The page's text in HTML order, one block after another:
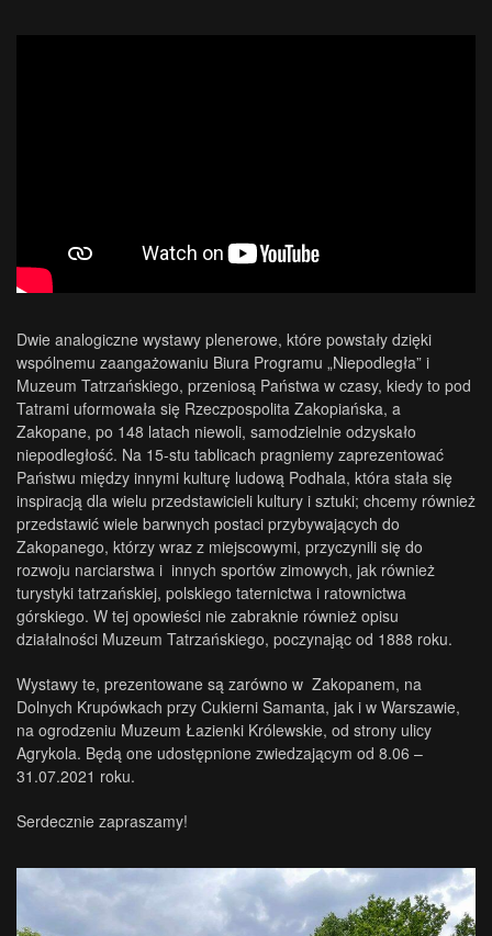
Dwie analogiczne wystawy plenerowe, które powstały dzięki
wspólnemu zaangażowaniu Biura Programu „Niepodległa” i
Muzeum Tatrzańskiego, przeniosą Państwa w czasy, kiedy to pod
Tatrami uformowała się Rzeczpospolita Zakopiańska, a
Zakopane, po 148 latach niewoli, samodzielnie odzyskało
niepodległość. Na 15-stu tablicach pragniemy zaprezentować
Państwu między innymi kulturę ludową Podhala, która stała się
inspiracją dla wielu przedstawicieli kultury i sztuki; chcemy również
przedstawić wiele barwnych postaci przybywających do
Zakopanego, którzy wraz z miejscowymi, przyczynili się do
rozwoju narciarstwa i innych sportów zimowych, jak również
turystyki tatrzańskiej, polskiego taternictwa i ratownictwa
górskiego. W tej opowieści nie zabraknie również opisu
działalności Muzeum Tatrzańskiego, poczynając od 1888 roku.
Wystawy te, prezentowane są zarówno w Zakopanem, na
Dolnych Krupówkach przy Cukierni Samanta, jak i w Warszawie,
na ogrodzeniu Muzeum Łazienki Królewskie, od strony ulicy
Agrykola. Będą one udostępnione zwiedzającym od 8.06 –
31.07.2021 roku.
Serdecznie zapraszamy!